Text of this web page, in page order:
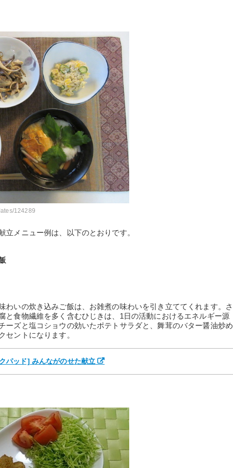
124289
立メニュー例は、以下のとおりです。
わいの炊き込みご飯は、お雑煮の味わいを引き立ててくれます。さ
と食物繊維を多く含むひじきは、1日の活動におけるエネルギー源
ーズと塩コショウの効いたポテトサラダと、舞茸のバター醤油炒め
セントになります。
ッド] みんながのせた献立